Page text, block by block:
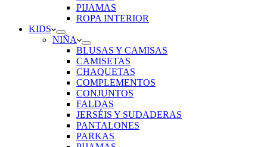
PIJAMAS
ROPA INTERIOR
KIDS
NIÑA
BLUSAS Y CAMISAS
CAMISETAS
CHAQUETAS
COMPLEMENTOS
CONJUNTOS
FALDAS
JERSÉIS Y SUDADERAS
PANTALONES
PARKAS